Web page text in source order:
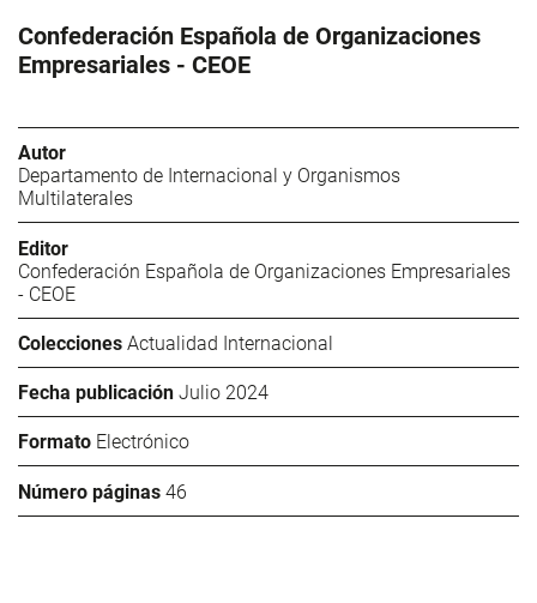
Confederación Española de Organizaciones
Empresariales - CEOE
Autor
Departamento de Internacional y Organismos
Multilaterales
Editor
Confederación Española de Organizaciones Empresariales
- CEOE
Colecciones Actualidad Internacional
Fecha publicación Julio 2024
Formato Electrónico
Número páginas 46